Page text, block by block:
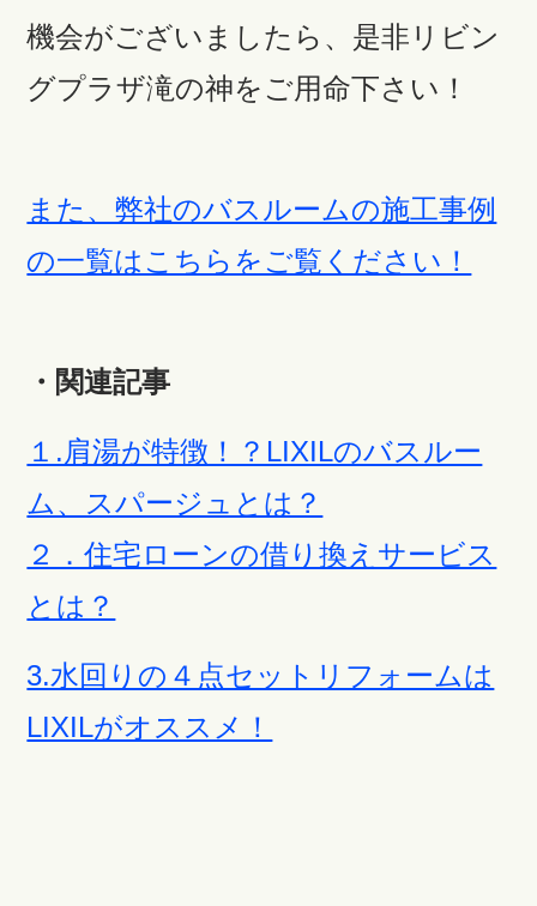
機会がございましたら、是非リビン
グプラザ滝の神をご用命下さい！
また、弊社のバスルームの施工事例
の一覧はこちらをご覧ください！
・関連記事
１.肩湯が特徴！？LIXILのバスルー
ム、スパージュとは？
２．住宅ローンの借り換えサービス
とは？
3.水回りの４点セットリフォームは
LIXILがオススメ！